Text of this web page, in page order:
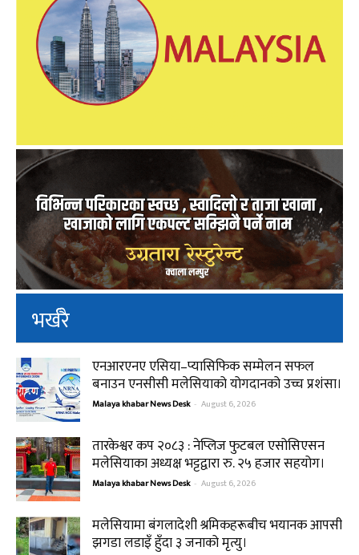
भर्खरै
एनआरएनए एसिया–प्यासिफिक सम्मेलन सफल
बनाउन एनसीसी मलेसियाको योगदानको उच्च प्रशंसा।
Malaya khabar News Desk - August 6, 2026
तारकेश्वर कप २०८३ : नेप्लिज फुटबल एसोसिएसन
मलेसियाका अध्यक्ष भट्टद्वारा रु. २५ हजार सहयोग।
Malaya khabar News Desk - August 6, 2026
मलेसियामा बंगलादेशी श्रमिकहरूबीच भयानक आपसी
झगडा लडाइँ हुँदा ३ जनाको मृत्यु।